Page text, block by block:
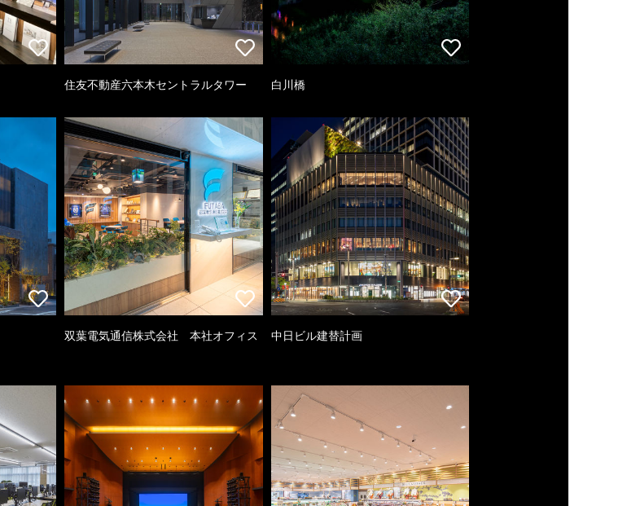
住友不動産六本木セントラルタワー 白川橋
双葉電気通信株式会社 本社オフィス 中日ビル建替計画